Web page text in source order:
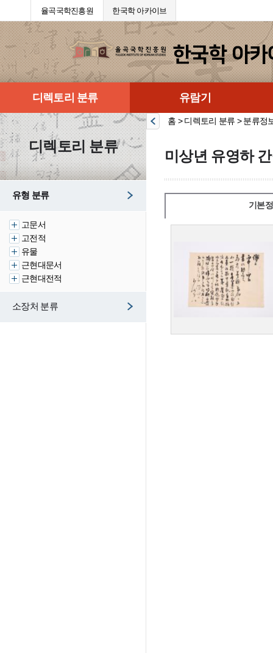
율곡국학진흥원 한국학 아카이브
디렉토리 분류 유람기
디렉토리 분류
유형 분류
고문서
고전적
유물
근현대문서
근현대전적
소장처 분류
홈 > 디렉토리 분류 > 분류정
미상년 유영하
기본